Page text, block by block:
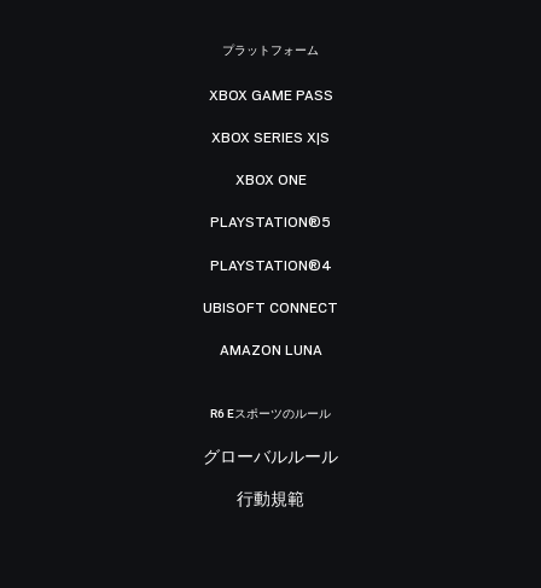
プラットフォーム
XBOX GAME PASS
XBOX SERIES X|S
XBOX ONE
PLAYSTATION®5
PLAYSTATION®4
UBISOFT CONNECT
AMAZON LUNA
R6 Eスポーツのルール
グローバルルール
行動規範